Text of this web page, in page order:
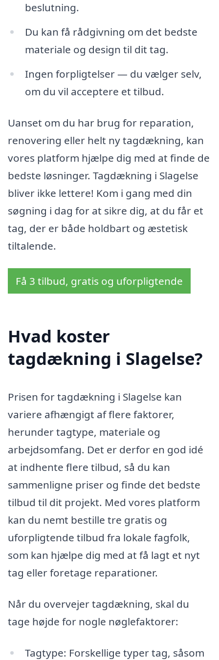
beslutning.
Du kan få rådgivning om det bedste
materiale og design til dit tag.
Ingen forpligtelser — du vælger selv,
om du vil acceptere et tilbud.
Uanset om du har brug for reparation,
renovering eller helt ny tagdækning, kan
vores platform hjælpe dig med at finde de
bedste løsninger. Tagdækning i Slagelse
bliver ikke lettere! Kom i gang med din
søgning i dag for at sikre dig, at du får et
tag, der er både holdbart og æstetisk
tiltalende.
Få 3 tilbud, gratis og uforpligtende
Hvad koster
tagdækning i Slagelse?
Prisen for tagdækning i Slagelse kan
variere afhængigt af flere faktorer,
herunder tagtype, materiale og
arbejdsomfang. Det er derfor en god idé
at indhente flere tilbud, så du kan
sammenligne priser og finde det bedste
tilbud til dit projekt. Med vores platform
kan du nemt bestille tre gratis og
uforpligtende tilbud fra lokale fagfolk,
som kan hjælpe dig med at få lagt et nyt
tag eller foretage reparationer.
Når du overvejer tagdækning, skal du
tage højde for nogle nøglefaktorer:
Tagtype: Forskellige typer tag, såsom